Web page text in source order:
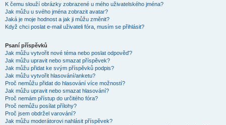
K čemu slouží obrázky zobrazené u mého uživatelského jména?
Jak můžu u svého jména zobrazit avatar?
Jaká je moje hodnost a jak ji můžu změnit?
Když chci poslat e-mail uživateli fóra, musím se přihlásit?
Psaní příspěvků
Jak můžu vytvořit nové téma nebo poslat odpověď?
Jak můžu upravit nebo smazat příspěvek?
Jak můžu přidat ke svým příspěvků podpis?
Jak můžu vytvořit hlasování/anketu?
Proč nemůžu přidat do hlasování více možností?
Jak můžu upravit nebo smazat hlasování?
Proč nemám přístup do určitého fóra?
Proč nemůžu posílat přílohy?
Proč jsem obdržel varování?
Jak můžu moderátorovi nahlásit příspěvek?